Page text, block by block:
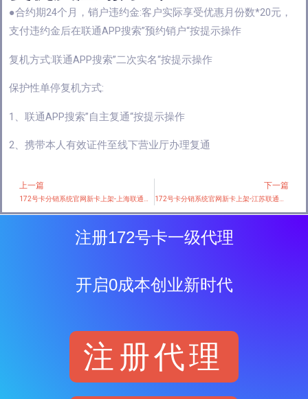
●合约期24个月，销户违约金:客户实际享受优惠月份数*20元，
支付违约金后在联通APP搜索”预约销户“按提示操作
复机方式:联通APP搜索”二次实名“按提示操作
保护性单停复机方式:
1、联通APP搜索”自主复通“按提示操作
2、携带本人有效证件至线下营业厅办理复通
Prev
上一篇 下一篇
注册172号卡一级代理
开启0成本创业新时代
注册代理